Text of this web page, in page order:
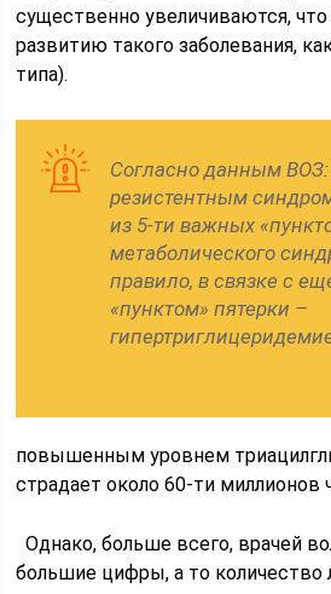
существенно увеличиваются,
развитию такого заболевания,
типа).
Согласно данным
резистентным
из 5-ти важных
метаболического
правило, в связке с
«пунктом» пятерки –
повышенным уровнем
страдает около 60-ти миллионов
Однако, больше всего, врачей
большие цифры, а то